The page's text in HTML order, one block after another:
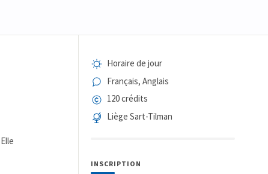
Horaire de jour
Français, Anglais
120 crédits
Liège Sart-Tilman
INSCRIPTION